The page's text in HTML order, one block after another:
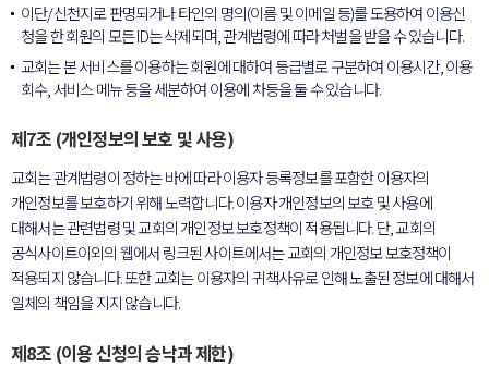
이단/신천지로 판명되거나 타인의 명의(이름 및 이메일 등)를 도용하여 이용신
청을 한 회원의 모든 ID는 삭제되며, 관계법령에 따라 처벌을 받을 수 있습니다.
교회는 본 서비스를 이용하는 회원에 대하여 등급별로 구분하여 이용시간, 이용
회수, 서비스 메뉴 등을 세분하여 이용에 차등을 둘 수 있습니다.
제7조 (개인정보의 보호 및 사용)
교회는 관계법령이 정하는 바에 따라 이용자 등록정보를 포함한 이용자의
개인정보를 보호하기 위해 노력합니다. 이용자 개인정보의 보호 및 사용에
대해서는 관련법령 및 교회의 개인정보 보호정책이 적용됩니다. 단, 교회의
공식사이트이외의 웹에서 링크된 사이트에서는 교회의 개인정보 보호정책이
적용되지 않습니다. 또한 교회는 이용자의 귀책사유로 인해 노출된 정보에 대해서
일체의 책임을 지지 않습니다.
제8조 (이용 신청의 승낙과 제한)